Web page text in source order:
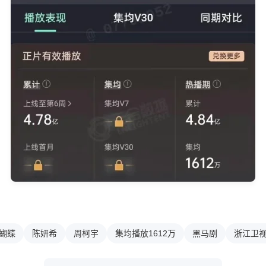
蝶 陈妍希 周柯宇 集均播放1612万 黑马剧 浙江卫